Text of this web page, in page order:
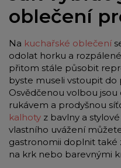
oblečení
Na kuchařské oblečení
odolat horku a
přitom stále působit
byste museli vstoupit
Osvědčenou volbou
rukávem a prodyšnou
kalhoty z bavlny a
vlastního uvážení
gastronomii doplnit také
na krk nebo barevnými